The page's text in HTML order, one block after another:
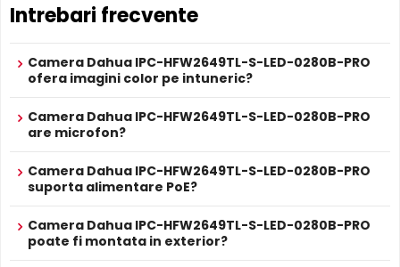
Intrari Audio
Camera Dahua IPC-HFW2649TL-S-LED-0280B-PRO are
permitand supravegherea audio de la distanta, de pe PC
sau chiar telefonul mobil.
Alimentare PoE
Intrebari frecvente
Camera Dahua IPC-HFW2649TL-S-LED-0280B-PRO
ofera imagini color pe intuneric?
Camera Dahua IPC-HFW2649TL-S-LED-0280B-PRO
are microfon?
Camera Dahua IPC-HFW2649TL-S-LED-0280B-PRO
suporta alimentare PoE?
Camera Dahua IPC-HFW2649TL-S-LED-0280B-PRO
poate fi montata in exterior?